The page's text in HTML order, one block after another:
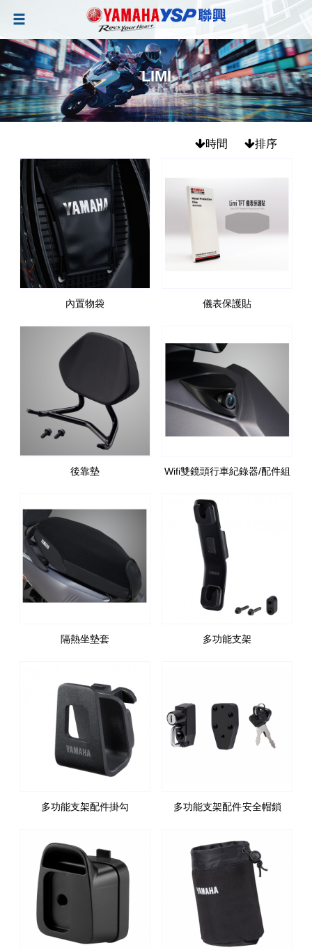
LIMI
時間 排序
內置物袋 儀表保護貼
後靠墊 Wifi雙鏡頭行車紀錄器/配件組
隔熱坐墊套 多功能支架
多功能支架配件掛勾 多功能支架配件 安全帽鎖